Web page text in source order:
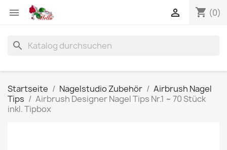
 shopping_cart (0)

search
Startseite Nagelstudio Zubehör
Airbrush Nagel
Tips
Airbrush Designer Nagel Tips Nr.1 ~ 70 Stück
inkl. Tipbox